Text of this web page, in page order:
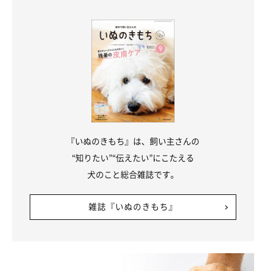
けたり、優しくなでてあげたりするなど、できるだけ多くコミュ
ケーションをとるように心がけましょう。そして、「とても大切
に思っているよ」という飼い主さんの気持ちを伝えて、しっかり
とフォローしてあげてください。
家族が増えるなどして生活環境が変わったとしても、飼い主さん
がきちんと心のケアをしてあげることで、嫉妬する回数が減り、
愛犬もストレスを感じにくくなるはずです。
ストレスはさまざまな不調の原因になるので、あまり愛犬に嫉妬
させないよう、日ごろから注意しましょう！
いぬのきもち WEB MAGAZINE｜犬もやきもちを焼く？他の犬や
参考／「いぬのきもち」WEB AGAZINE『犬もやきもちを焼く？
『いぬのきもち』は、飼い主さんの
“知りたい”“伝えたい”にこたえる
犬のこと総合雑誌です。
雑誌『いぬのきもち』